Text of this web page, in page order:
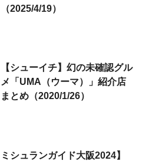
（2025/4/19）
【シューイチ】幻の未確認グル
メ「UMA（ウーマ）」紹介店
まとめ（2020/1/26）
ミシュランガイド大阪2024】